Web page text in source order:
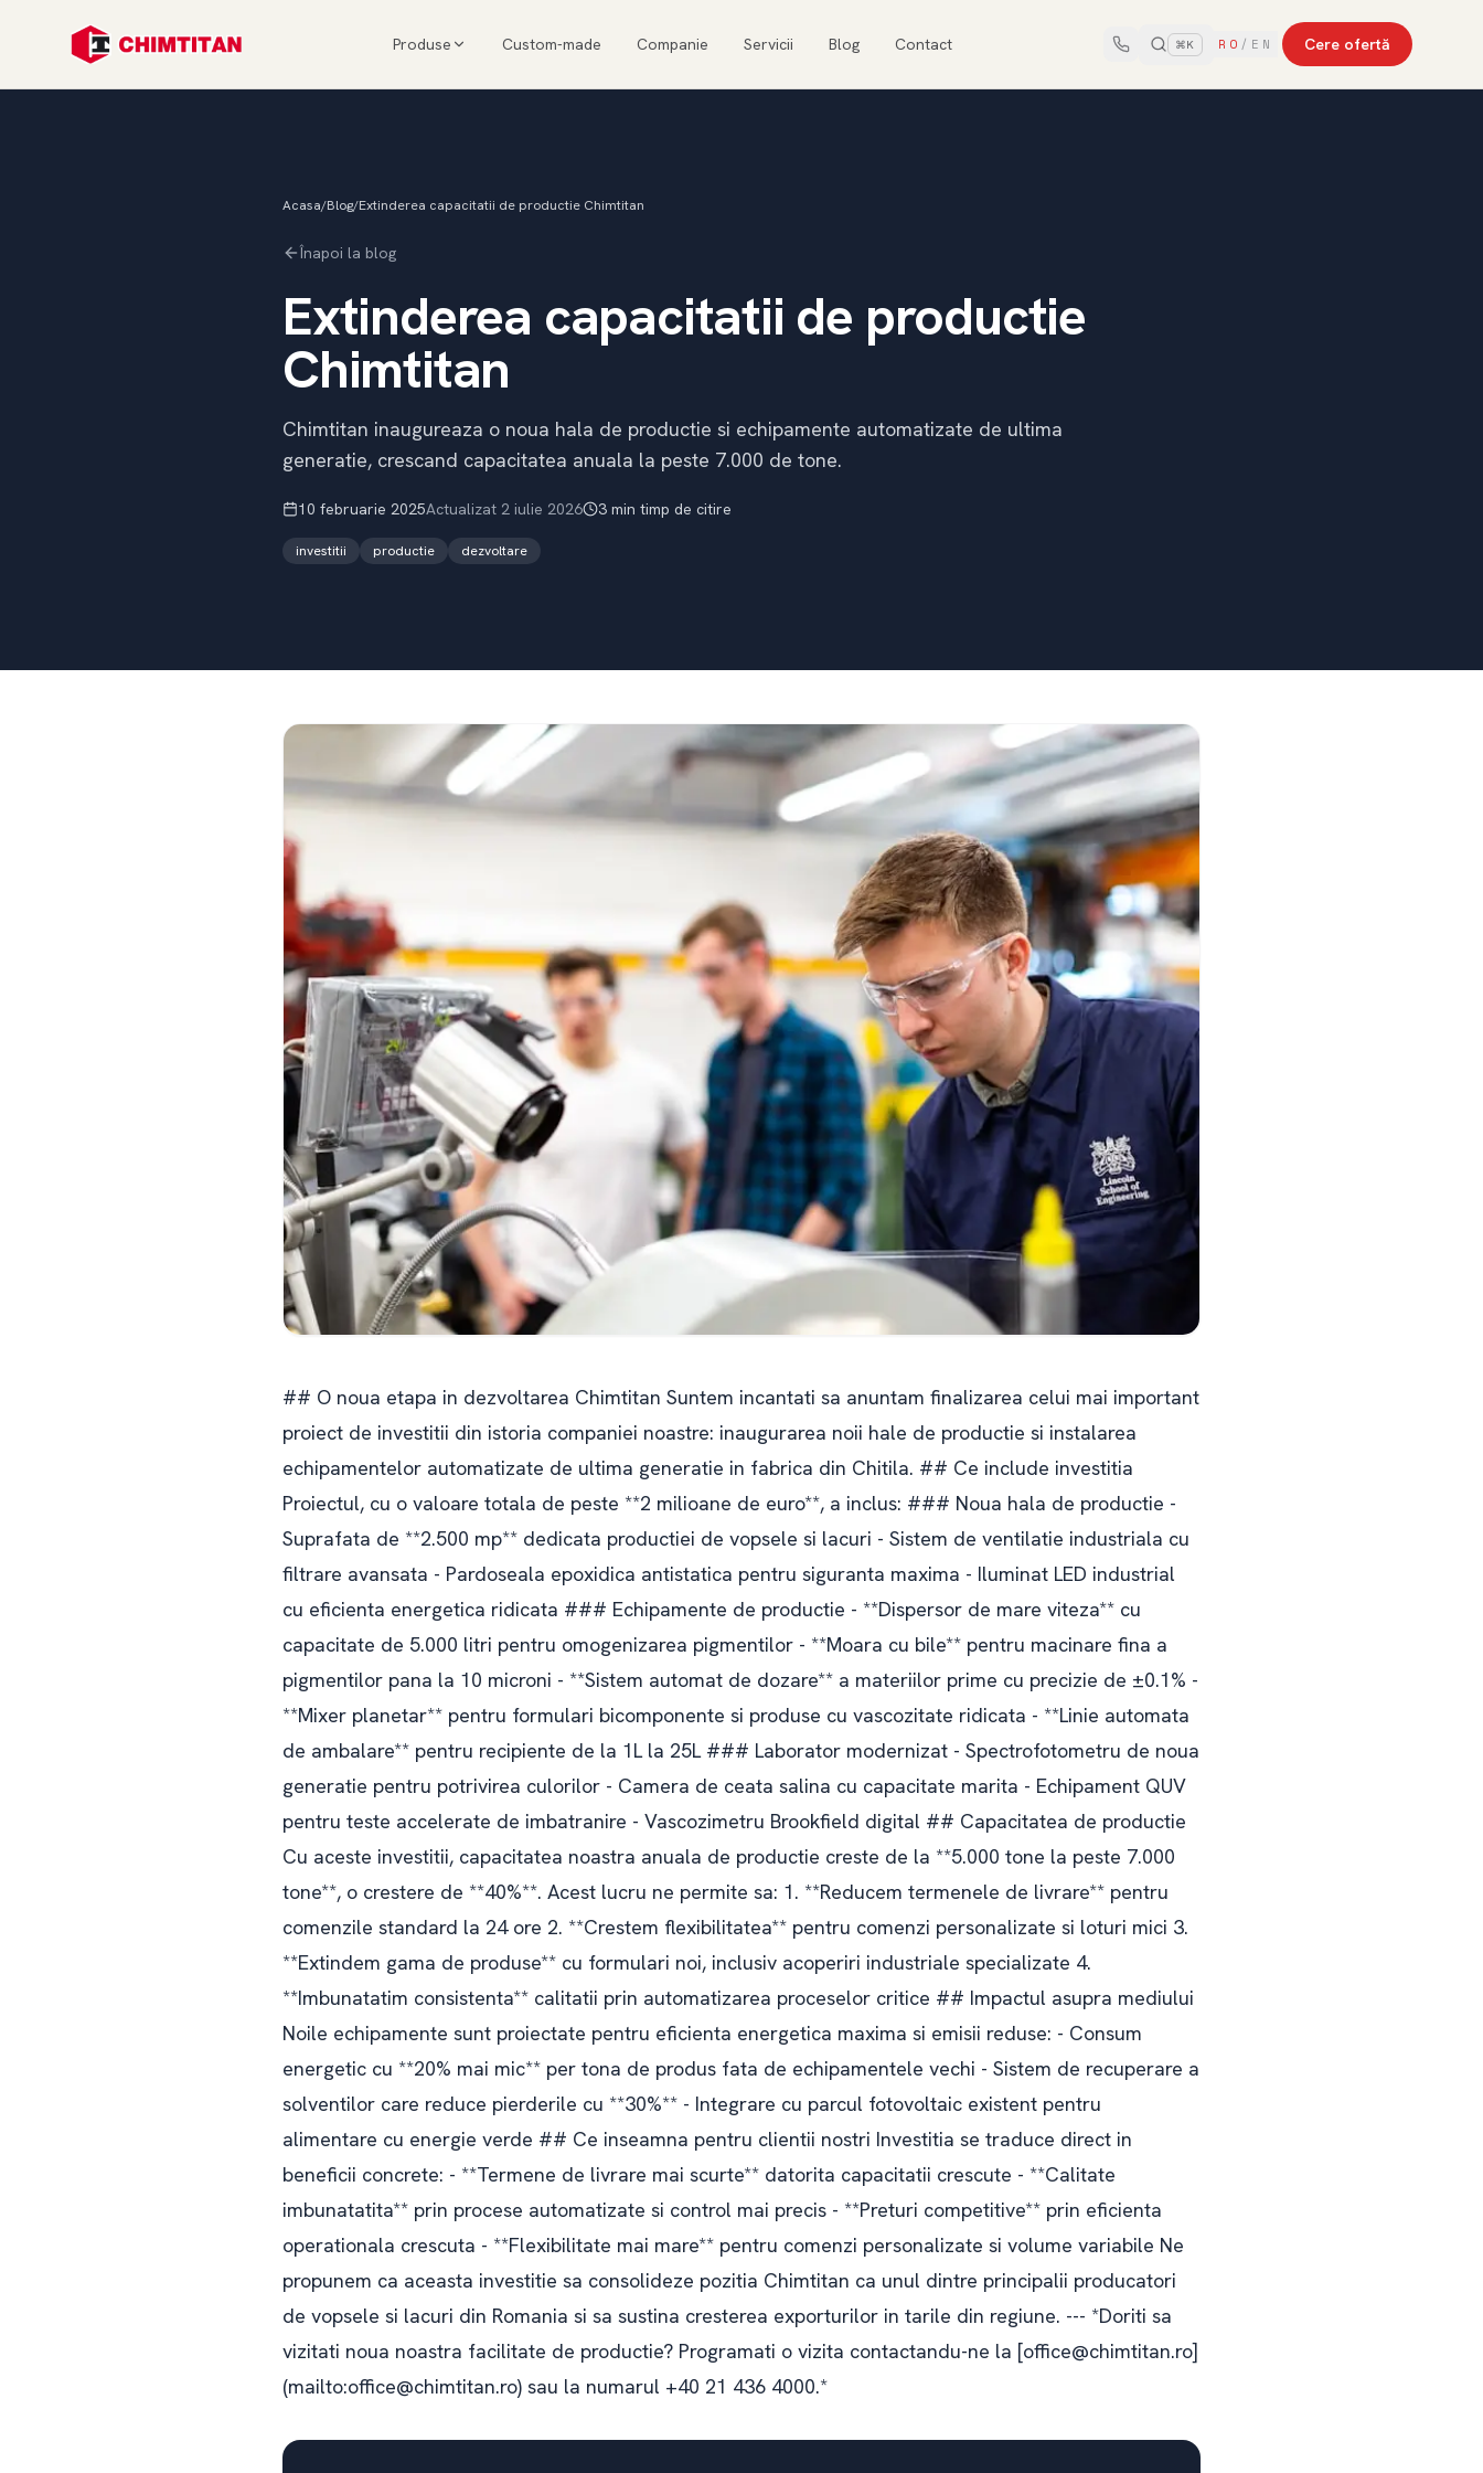
Produse Custom-made Companie Servicii Blog Contact ⌘K RO / EN Cere ofertă
Acasa/Blog/Extinderea capacitatii de productie Chimtitan
Înapoi la blog
Extinderea capacitatii de productie
Chimtitan
Chimtitan inaugureaza o noua hala de productie si echipamente automatizate de ultima
generatie, crescand capacitatea anuala la peste 7.000 de tone.
10 februarie 2025Actualizat 2 iulie 2026 3 min timp de citire
investitii productie dezvoltare
## O noua etapa in dezvoltarea Chimtitan Suntem incantati sa anuntam finalizarea celui mai important
proiect de investitii din istoria companiei noastre: inaugurarea noii hale de productie si instalarea
echipamentelor automatizate de ultima generatie in fabrica din Chitila. ## Ce include investitia
Proiectul, cu o valoare totala de peste **2 milioane de euro**, a inclus: ### Noua hala de productie -
Suprafata de **2.500 mp** dedicata productiei de vopsele si lacuri - Sistem de ventilatie industriala cu
filtrare avansata - Pardoseala epoxidica antistatica pentru siguranta maxima - Iluminat LED industrial
cu eficienta energetica ridicata ### Echipamente de productie - **Dispersor de mare viteza** cu
capacitate de 5.000 litri pentru omogenizarea pigmentilor - **Moara cu bile** pentru macinare fina a
pigmentilor pana la 10 microni - **Sistem automat de dozare** a materiilor prime cu precizie de ±0.1% -
**Mixer planetar** pentru formulari bicomponente si produse cu vascozitate ridicata - **Linie automata
de ambalare** pentru recipiente de la 1L la 25L ### Laborator modernizat - Spectrofotometru de noua
generatie pentru potrivirea culorilor - Camera de ceata salina cu capacitate marita - Echipament QUV
pentru teste accelerate de imbatranire - Vascozimetru Brookfield digital ## Capacitatea de productie
Cu aceste investitii, capacitatea noastra anuala de productie creste de la **5.000 tone la peste 7.000
tone**, o crestere de **40%**. Acest lucru ne permite sa: 1. **Reducem termenele de livrare** pentru
comenzile standard la 24 ore 2. **Crestem flexibilitatea** pentru comenzi personalizate si loturi mici 3.
**Extindem gama de produse** cu formulari noi, inclusiv acoperiri industriale specializate 4.
**Imbunatatim consistenta** calitatii prin automatizarea proceselor critice ## Impactul asupra mediului
Noile echipamente sunt proiectate pentru eficienta energetica maxima si emisii reduse: - Consum
energetic cu **20% mai mic** per tona de produs fata de echipamentele vechi - Sistem de recuperare a
solventilor care reduce pierderile cu **30%** - Integrare cu parcul fotovoltaic existent pentru
alimentare cu energie verde ## Ce inseamna pentru clientii nostri Investitia se traduce direct in
beneficii concrete: - **Termene de livrare mai scurte** datorita capacitatii crescute - **Calitate
imbunatatita** prin procese automatizate si control mai precis - **Preturi competitive** prin eficienta
operationala crescuta - **Flexibilitate mai mare** pentru comenzi personalizate si volume variabile Ne
propunem ca aceasta investitie sa consolideze pozitia Chimtitan ca unul dintre principalii producatori
de vopsele si lacuri din Romania si sa sustina cresterea exporturilor in tarile din regiune. --- *Doriti sa
vizitati noua noastra facilitate de productie? Programati o vizita contactandu-ne la [office@chimtitan.ro]
(mailto:office@chimtitan.ro) sau la numarul +40 21 436 4000.*